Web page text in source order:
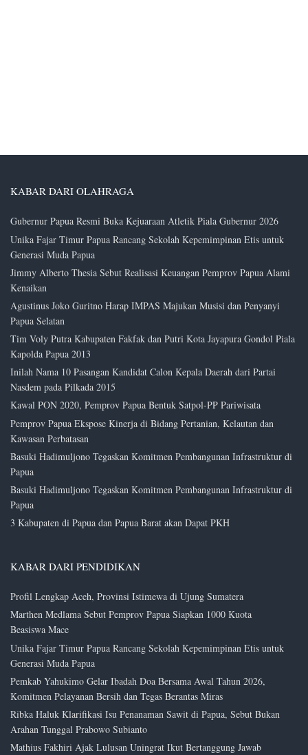
KABAR DARI OLAHRAGA
Gubernur Papua Resmi Buka Kejuaraan Atletik Piala Gubernur 2026
Unika Fajar Timur Papua Rancang Sekolah Kepemimpinan Etis untuk
Generasi Muda Papua
Jimmy Alberto Thesia Sebut Realisasi Keuangan Pemprov Papua Alami
Kenaikan
Agustinus Joko Guritno Harap IMPAS Majukan Musisi dan Penyanyi
Papua Selatan
Tim Voly Putra Kabupaten Fakfak dan Putri Kota Jayapura Gondol Piala
Kapolda Papua 2013
Inilah Nama 10 Pasangan Kandidat Calon Kepala Daerah dari Partai
Nasdem pada Pilkada 2015
Kawal PON 2020, Pemprov Papua Bentuk Satpol-PP Pariwisata
Pemprov Papua Ekspose Kinerja di Bidang Pertanian, Kelautan dan
Kawasan Perbatasan
Basuki Hadimuljono Tegaskan Komitmen Pembangunan Infrastruktur di
Papua
Basuki Hadimuljono Tegaskan Komitmen Pembangunan Infrastruktur di
Papua
3 Kabupaten di Papua dan Papua Barat akan Dapat PKH
KABAR DARI PENDIDIKAN
Profil Lengkap Aceh, Provinsi Istimewa di Ujung Sumatera
Marthen Medlama Sebut Pemprov Papua Siapkan 1000 Kuota
Beasiswa Mace
Unika Fajar Timur Papua Rancang Sekolah Kepemimpinan Etis untuk
Generasi Muda Papua
Pemkab Yahukimo Gelar Ibadah Doa Bersama Awal Tahun 2026,
Komitmen Pelayanan Bersih dan Tegas Berantas Miras
Ribka Haluk Klarifikasi Isu Penanaman Sawit di Papua, Sebut Bukan
Arahan Tunggal Prabowo Subianto
Mathius Fakhiri Ajak Lulusan Uningrat Ikut Bertanggung Jawab